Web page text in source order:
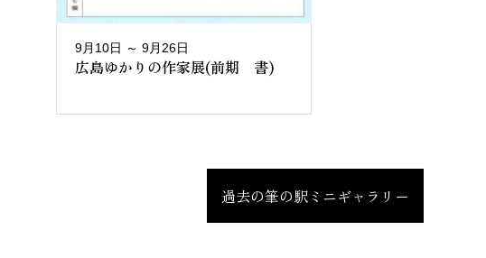
9月10日 ～ 9月26日
広島ゆかりの作家展(前期 書)
過去の筆の駅ミニギャラリー